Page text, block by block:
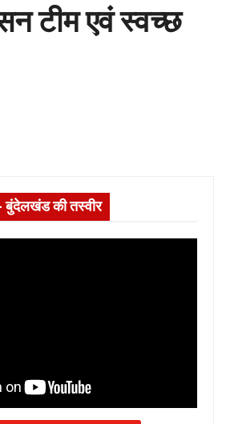
टीम एवं स्वच्छ
की तस्वीर